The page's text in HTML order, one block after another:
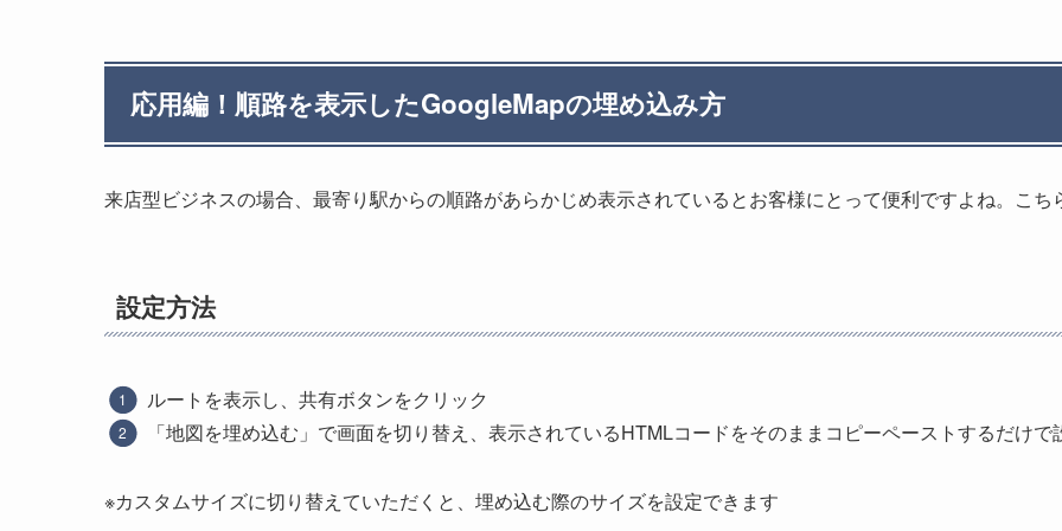
応用編！順路を表示したGoogleMapの埋め込み方
来店型ビジネスの場合、最寄り駅からの順路があらかじめ表示されているとお客様にとって便利ですよね。こ
設定方法
ルートを表示し、共有ボタンをクリック
「地図を埋め込む」で画面を切り替え、表示されているHTMLコードをそのままコピーペーストするだけで
※カスタムサイズに切り替えていただくと、埋め込む際のサイズを設定できます